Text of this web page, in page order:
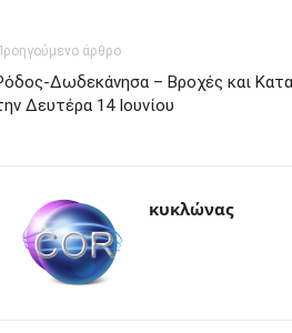
άρθρο
Δωδεκάνησα – Βροχές και
Δευτέρα 14 Ιουνίου
κυκλώνας